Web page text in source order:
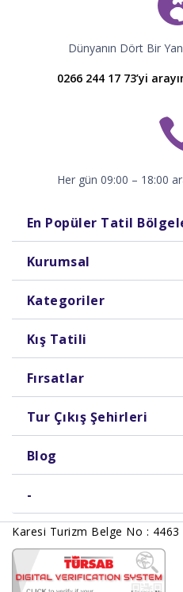
Dünyanın Dört Bir
0266 244 17 73’yi
Her gün 09:00 – 18:00
En Popüler Tatil
Kurumsal
Kategoriler
Kış Tatili
Fırsatlar
Tur Çıkış Şehirleri
Blog
-
Karesi Turizm Belge No : 4463